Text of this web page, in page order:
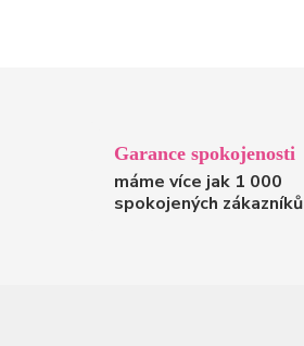
Garance spokojenosti
máme více jak 1 000
spokojených zákazníků